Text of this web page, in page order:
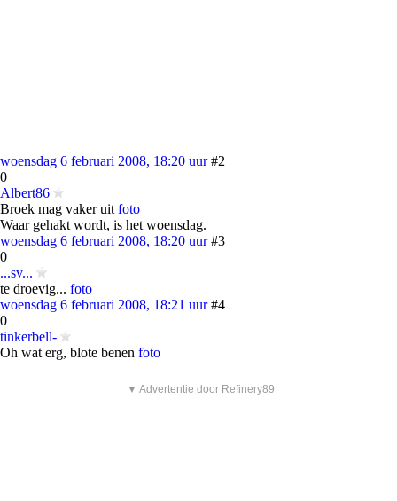
woensdag 6 februari 2008, 18:20 uur #2
0
Albert86
Broek mag vaker uit foto
Waar gehakt wordt, is het woensdag.
woensdag 6 februari 2008, 18:20 uur #3
0
...sv...
te droevig... foto
woensdag 6 februari 2008, 18:21 uur #4
0
tinkerbell-
Oh wat erg, blote benen foto
▼ Advertentie door Refinery89